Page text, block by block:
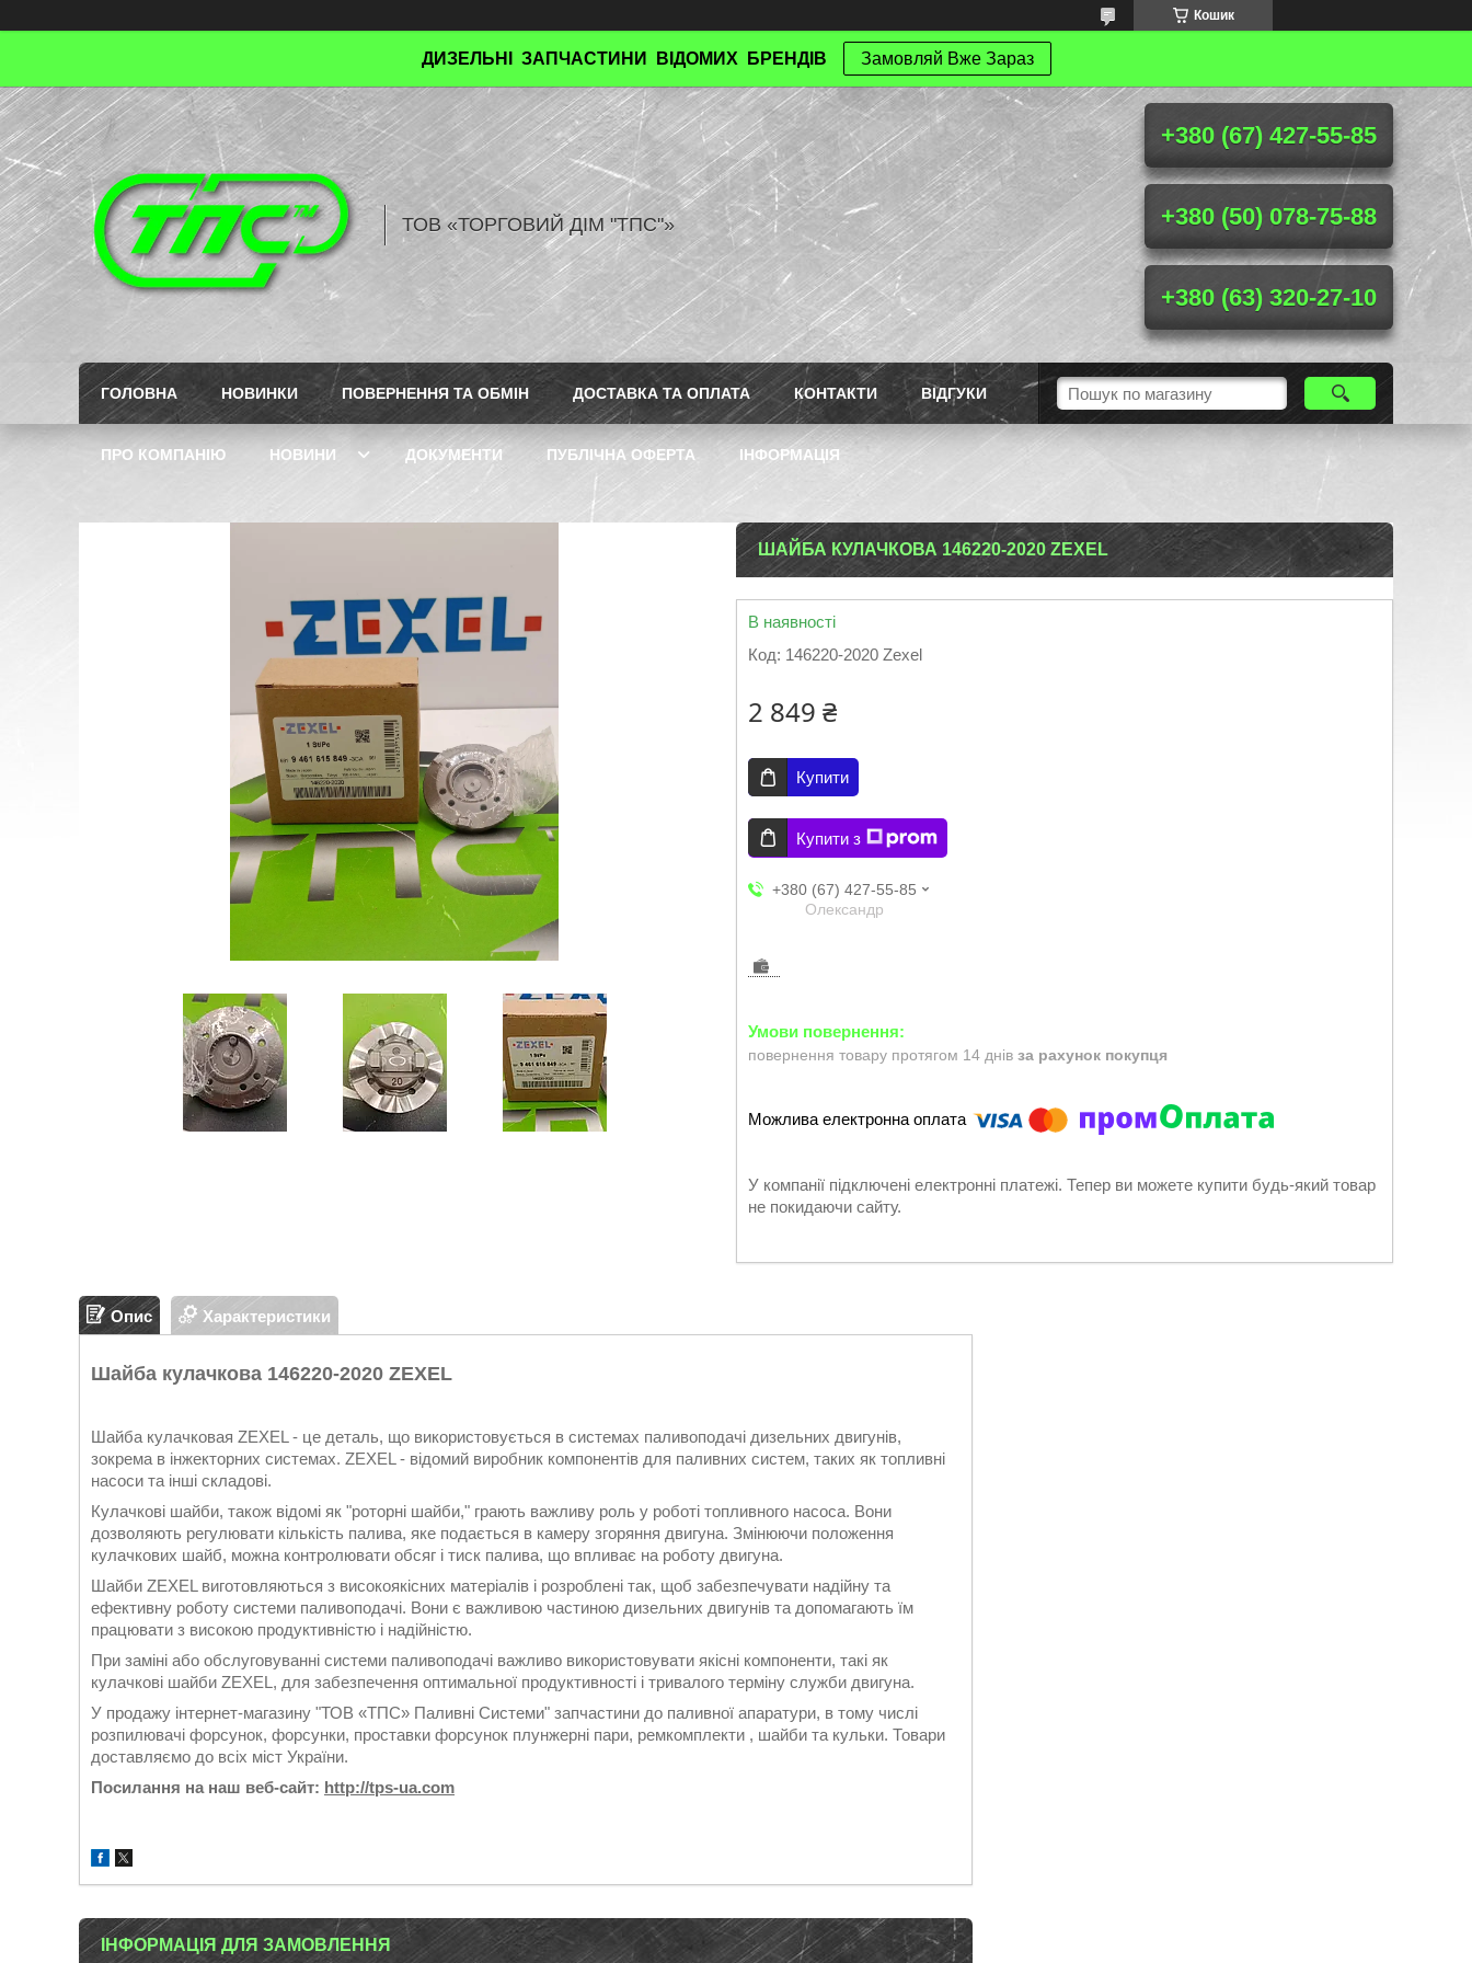
Кошик
ДИЗЕЛЬНІ ЗАПЧАСТИНИ ВІДОМИХ БРЕНДІВ Замовляй Вже Зараз
ТОВ «ТОРГОВИЙ ДІМ "ТПС"»
+380 (67) 427-55-85
+380 (50) 078-75-88
+380 (63) 320-27-10
ГОЛОВНА НОВИНКИ ПОВЕРНЕННЯ ТА ОБМІН ДОСТАВКА ТА ОПЛАТА КОНТАКТИ ВІДГУКИ
ПРО КОМПАНІЮ НОВИНИ ДОКУМЕНТИ ПУБЛІЧНА ОФЕРТА ІНФОРМАЦІЯ
ШАЙБА КУЛАЧКОВА 146220-2020 ZEXEL
В наявності
Код: 146220-2020 Zexel
2 849 ₴
Купити
Купити з
+380 (67) 427-55-85
Олександр
повернення товару протягом 14 днів за рахунок покупця
У компанії підключені електронні платежі. Тепер ви можете купити будь-який товар
не покидаючи сайту.
Опис Характеристики
Шайба кулачкова 146220-2020 ZEXEL
Шайба кулачковая ZEXEL - це деталь, що використовується в системах паливоподачі дизельних двигунів,
зокрема в інжекторних системах. ZEXEL - відомий виробник компонентів для паливних систем, таких як топливні
насоси та інші складові.
Кулачкові шайби, також відомі як "роторні шайби," грають важливу роль у роботі топливного насоса. Вони
дозволяють регулювати кількість палива, яке подається в камеру згоряння двигуна. Змінюючи положення
кулачкових шайб, можна контролювати обсяг і тиск палива, що впливає на роботу двигуна.
Шайби ZEXEL виготовляються з високоякісних матеріалів і розроблені так, щоб забезпечувати надійну та
ефективну роботу системи паливоподачі. Вони є важливою частиною дизельних двигунів та допомагають їм
працювати з високою продуктивністю і надійністю.
При заміні або обслуговуванні системи паливоподачі важливо використовувати якісні компоненти, такі як
кулачкові шайби ZEXEL, для забезпечення оптимальної продуктивності і тривалого терміну служби двигуна.
У продажу інтернет-магазину "ТОВ «ТПС» Паливні Системи" запчастини до паливної апаратури, в тому числі
розпилювачі форсунок, форсунки, проставки форсунок плунжерні пари, ремкомплекти , шайби та кульки. Товари
доставляємо до всіх міст України.
Посилання на наш веб-сайт: http://tps-ua.com
ІНФОРМАЦІЯ ДЛЯ ЗАМОВЛЕННЯ